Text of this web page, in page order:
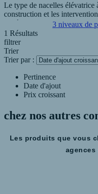
Le type de nacelles élévatrice
construction et les
l'intérieur. Vous pouvez
électriques pour les cycles de
Les nacelles élévatrices à
manutention en hauteur. En
et plus compactes que les
meilleur choix R.P.A -
ciseaux.
3 niveaux de
1 Résultats
filtrer
Trier
Trier par :
Pertinence
Date d'ajout
Prix croissant
chez nos autres
Les produits que vous
agences